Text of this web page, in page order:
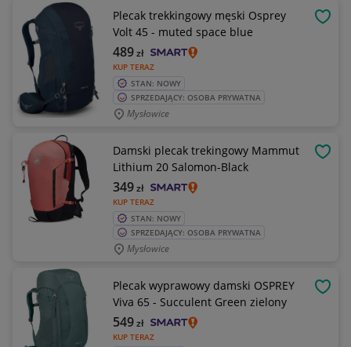
Plecak trekkingowy męski Osprey
Volt 45 - muted space blue
KUP TERAZ
489zł
STAN: NOWY
SPRZEDAJĄCY: OSOBA PRYWATNA
Mysłowice
Damski plecak trekingowy Mammut
Lithium 20 Salomon-Black
KUP TERAZ
349zł
STAN: NOWY
SPRZEDAJĄCY: OSOBA PRYWATNA
Mysłowice
Plecak wyprawowy damski OSPREY
Viva 65 - Succulent Green zielony
KUP TERAZ
549zł